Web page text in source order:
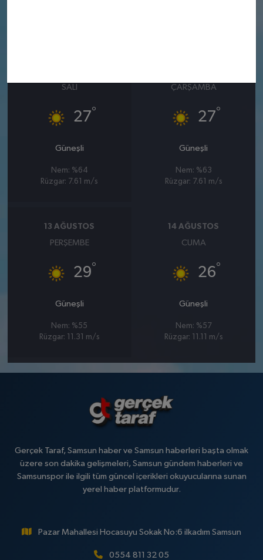
SALI
27°
Güneşli
Nem: %64
Rüzgar: 7.61 m/s
ÇARŞAMBA
27°
Güneşli
Nem: %63
Rüzgar: 7.61 m/s
13 AĞUSTOS
PERŞEMBE
29°
Güneşli
Nem: %55
Rüzgar: 11.31 m/s
14 AĞUSTOS
CUMA
26°
Güneşli
Nem: %57
Rüzgar: 11.11 m/s
Gerçek Taraf, Samsun haber ve Samsun haberleri başta olmak
üzere son dakika gelişmeleri, Samsun gündem haberleri ve
Samsunspor ile ilgili tüm güncel içerikleri okuyucularına sunan
yerel haber platformudur.
Pazar Mahallesi Hocasuyu Sokak No:6 ilkadım Samsun
0554 811 32 05